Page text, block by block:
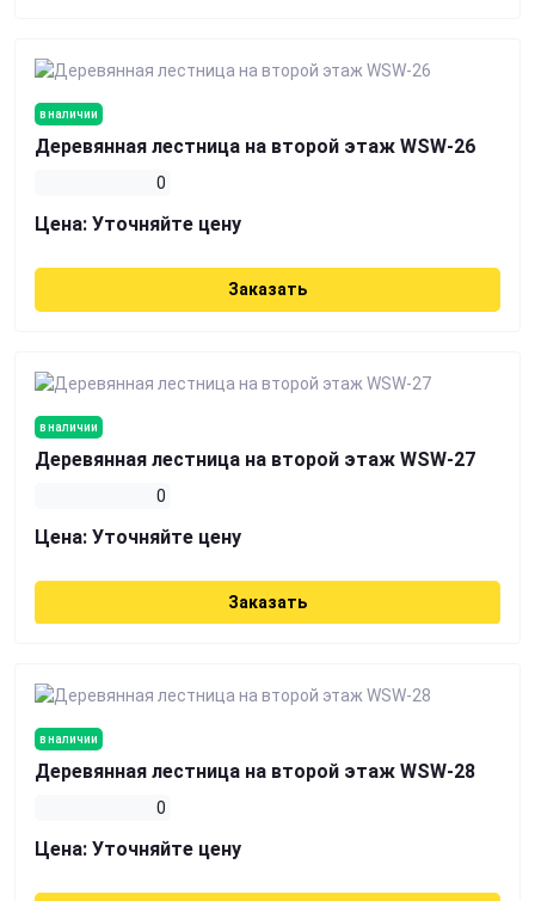
в наличии
Деревянная лестница на второй этаж WSW-26
0
Цена: Уточняйте цену
Заказать
в наличии
Деревянная лестница на второй этаж WSW-27
0
Цена: Уточняйте цену
Заказать
в наличии
Деревянная лестница на второй этаж WSW-28
0
Цена: Уточняйте цену